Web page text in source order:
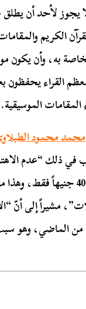
يجوز لأحد أن
الكريم
به، وأن يكون
القراء يحفظون
الموسيقية.
محمد محمود
في ذلك “عدم
قارئ القرآن الكريم 40
مشيراً إلى أنّ
الماضي، وهو سبب